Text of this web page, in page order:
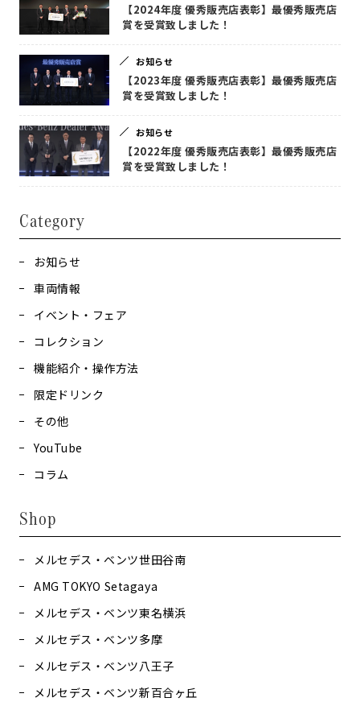
【2024年度 優秀販売店表彰】最優秀販売店
賞を受賞致しました！
お知らせ
【2023年度 優秀販売店表彰】最優秀販売店
賞を受賞致しました！
お知らせ
【2022年度 優秀販売店表彰】最優秀販売店
賞を受賞致しました！
Category
お知らせ
車両情報
イベント・フェア
コレクション
機能紹介・操作方法
限定ドリンク
その他
YouTube
コラム
Shop
メルセデス・ベンツ世田谷南
AMG TOKYO Setagaya
メルセデス・ベンツ東名横浜
メルセデス・ベンツ多摩
メルセデス・ベンツ八王子
メルセデス・ベンツ新百合ヶ丘